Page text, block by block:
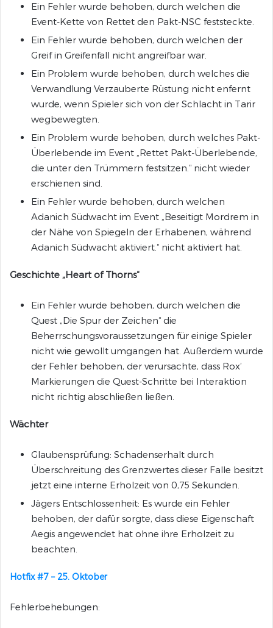
Ein Fehler wurde behoben, durch welchen die
Event-Kette von Rettet den Pakt-NSC feststeckte.
Ein Fehler wurde behoben, durch welchen der
Greif in Greifenfall nicht angreifbar war.
Ein Problem wurde behoben, durch welches die
Verwandlung Verzauberte Rüstung nicht enfernt
wurde, wenn Spieler sich von der Schlacht in Tarir
wegbewegten.
Ein Problem wurde behoben, durch welches Pakt-
Überlebende im Event „Rettet Pakt-Überlebende,
die unter den Trümmern festsitzen.“ nicht wieder
erschienen sind.
Ein Fehler wurde behoben, durch welchen
Adanich Südwacht im Event „Beseitigt Mordrem in
der Nähe von Spiegeln der Erhabenen, während
Adanich Südwacht aktiviert.“ nicht aktiviert hat.
Geschichte „Heart of Thorns“
Ein Fehler wurde behoben, durch welchen die
Quest „Die Spur der Zeichen“ die
Beherrschungsvoraussetzungen für einige Spieler
nicht wie gewollt umgangen hat. Außerdem wurde
der Fehler behoben, der verursachte, dass Rox’
Markierungen die Quest-Schritte bei Interaktion
nicht richtig abschließen ließen.
Wächter
Glaubensprüfung: Schadenserhalt durch
Überschreitung des Grenzwertes dieser Falle besitzt
jetzt eine interne Erholzeit von 0,75 Sekunden.
Jägers Entschlossenheit: Es wurde ein Fehler
behoben, der dafür sorgte, dass diese Eigenschaft
Aegis angewendet hat ohne ihre Erholzeit zu
beachten.
Hotfix #7 – 25. Oktober
Fehlerbehebungen: